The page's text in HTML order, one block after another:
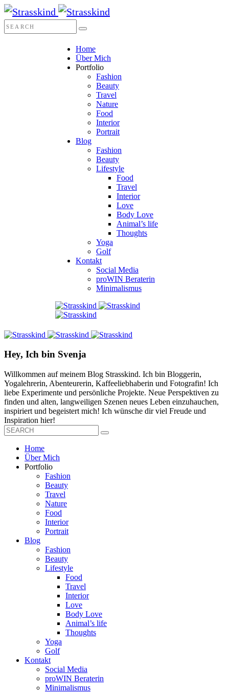
Home
Über Mich
Portfolio
Fashion
Beauty
Travel
Nature
Food
Interior
Portrait
Blog
Fashion
Beauty
Lifestyle
Food
Travel
Interior
Love
Body Love
Animal’s life
Thoughts
Yoga
Golf
Kontakt
Social Media
proWIN Beraterin
Minimalismus
Hey, Ich bin Svenja
Willkommen auf meinem Blog Strasskind. Ich bin Bloggerin,
Yogalehrerin, Abenteurerin, Kaffeeliebhaberin und Fotografin! Ich
liebe Experimente und persönliche Projekte. Neue Perspektiven zu
finden und alten, langweiligen Szenen neues Leben einzuhauchen,
inspiriert und begeistert mich! Ich wünsche dir viel Freude und
Inspiration hier!
Home
Über Mich
Portfolio
Fashion
Beauty
Travel
Nature
Food
Interior
Portrait
Blog
Fashion
Beauty
Lifestyle
Food
Travel
Interior
Love
Body Love
Animal’s life
Thoughts
Yoga
Golf
Kontakt
Social Media
proWIN Beraterin
Minimalismus